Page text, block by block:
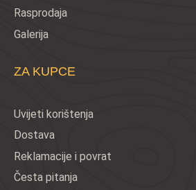
Rasprodaja
Galerija
ZA KUPCE
Uvijeti korištenja
Dostava
Reklamacije i povrat
Česta pitanja